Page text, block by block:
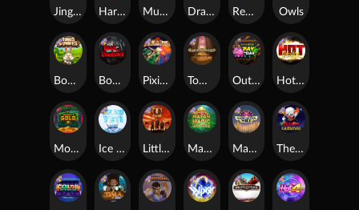
Munchies
Outsourced: Payday
Manhattan Goes Wild
Book Of Shadows Hot Nudge
Monkey's Gold xPays Little Bighorn
Tomb of Akhenaten
Dragon Tribe
Mayan Magic Wildfire
Bonus Bunnies
Owls
The Creepy Carnival
Jingle Balls Harlequin Carnival
Pixies vs Pirates
Ice Ice Yeti
Remember Gulag